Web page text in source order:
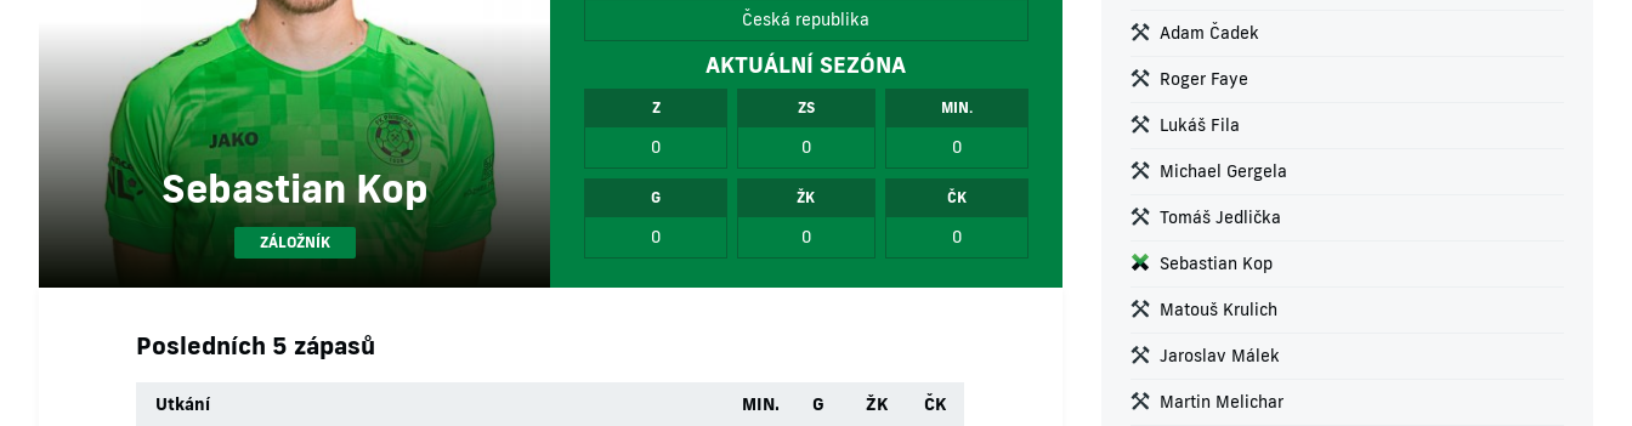
Sebastian Kop
ZÁLOŽNÍK
Česká republika
AKTUÁLNÍ SEZÓNA
Z
0
ZS
0
MIN.
0
G
0
ŽK
0
ČK
0
Posledních 5 zápasů
Utkání MIN. G ŽK ČK
Adam Čadek
Roger Faye
Lukáš Fila
Michael Gergela
Tomáš Jedlička
Sebastian Kop
Matouš Krulich
Jaroslav Málek
Martin Melichar